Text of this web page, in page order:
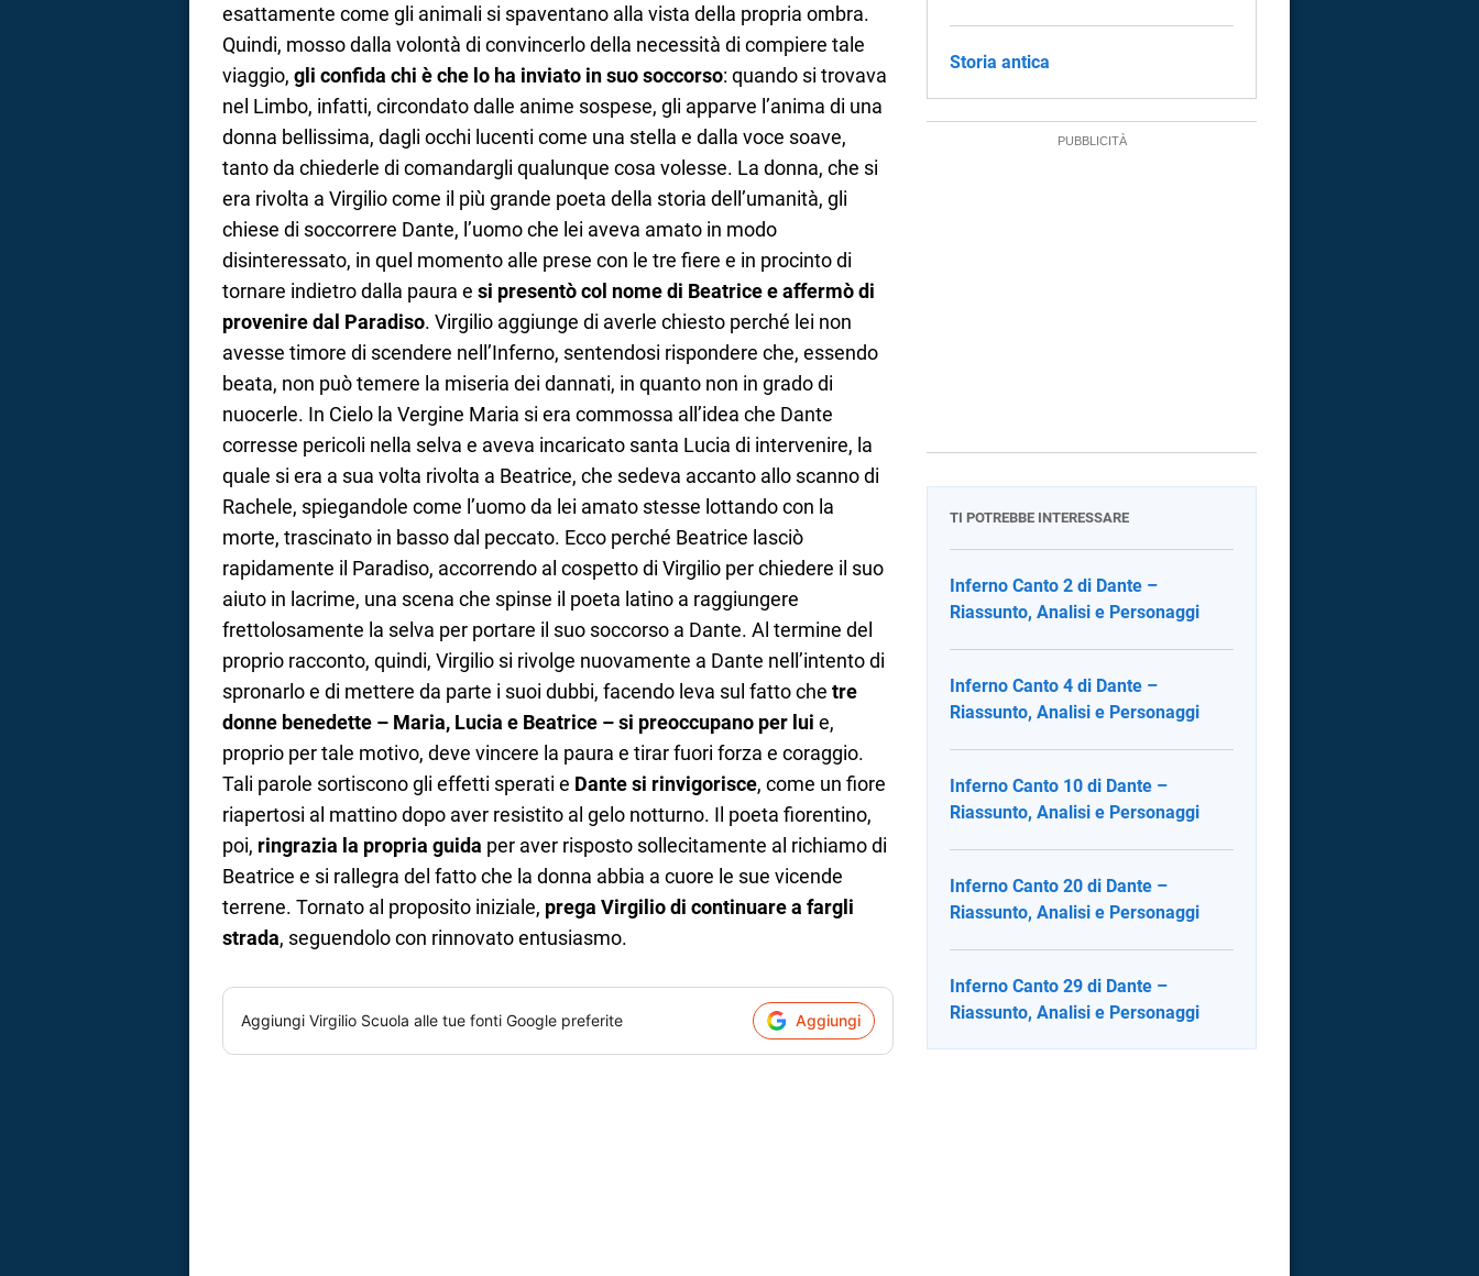
esattamente come gli animali si spaventano alla vista della propria ombra.
Quindi, mosso dalla volontà di convincerlo della necessità di compiere tale
viaggio, gli confida chi è che lo ha inviato in suo soccorso: quando si trovava
nel Limbo, infatti, circondato dalle anime sospese, gli apparve l’anima di una
donna bellissima, dagli occhi lucenti come una stella e dalla voce soave,
tanto da chiederle di comandargli qualunque cosa volesse. La donna, che si
era rivolta a Virgilio come il più grande poeta della storia dell’umanità, gli
chiese di soccorrere Dante, l’uomo che lei aveva amato in modo
disinteressato, in quel momento alle prese con le tre fiere e in procinto di
tornare indietro dalla paura e si presentò col nome di Beatrice e affermò di
provenire dal Paradiso. Virgilio aggiunge di averle chiesto perché lei non
avesse timore di scendere nell’Inferno, sentendosi rispondere che, essendo
beata, non può temere la miseria dei dannati, in quanto non in grado di
nuocerle. In Cielo la Vergine Maria si era commossa all’idea che Dante
corresse pericoli nella selva e aveva incaricato santa Lucia di intervenire, la
quale si era a sua volta rivolta a Beatrice, che sedeva accanto allo scanno di
Rachele, spiegandole come l’uomo da lei amato stesse lottando con la
morte, trascinato in basso dal peccato. Ecco perché Beatrice lasciò
rapidamente il Paradiso, accorrendo al cospetto di Virgilio per chiedere il suo
aiuto in lacrime, una scena che spinse il poeta latino a raggiungere
frettolosamente la selva per portare il suo soccorso a Dante. Al termine del
proprio racconto, quindi, Virgilio si rivolge nuovamente a Dante nell’intento di
spronarlo e di mettere da parte i suoi dubbi, facendo leva sul fatto che tre
donne benedette – Maria, Lucia e Beatrice – si preoccupano per lui e,
proprio per tale motivo, deve vincere la paura e tirar fuori forza e coraggio.
Tali parole sortiscono gli effetti sperati e Dante si rinvigorisce, come un fiore
riapertosi al mattino dopo aver resistito al gelo notturno. Il poeta fiorentino,
poi, ringrazia la propria guida per aver risposto sollecitamente al richiamo di
Beatrice e si rallegra del fatto che la donna abbia a cuore le sue vicende
terrene. Tornato al proposito iniziale, prega Virgilio di continuare a fargli
strada, seguendolo con rinnovato entusiasmo.
Aggiungi Virgilio Scuola alle tue fonti Google preferite Aggiungi
Storia antica
TI POTREBBE INTERESSARE
Inferno Canto 2 di Dante –
Riassunto, Analisi e Personaggi
Inferno Canto 4 di Dante –
Riassunto, Analisi e Personaggi
Inferno Canto 10 di Dante –
Riassunto, Analisi e Personaggi
Inferno Canto 20 di Dante –
Riassunto, Analisi e Personaggi
Inferno Canto 29 di Dante –
Riassunto, Analisi e Personaggi